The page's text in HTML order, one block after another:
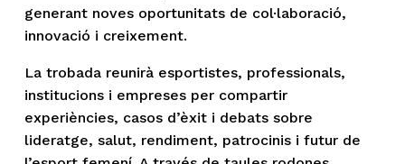
generant noves oportunitats de col·laboració,
innovació i creixement.
La trobada reunirà esportistes, professionals,
institucions i empreses per compartir
experiències, casos d’èxit i debats sobre
lideratge, salut, rendiment, patrocinis i futur de